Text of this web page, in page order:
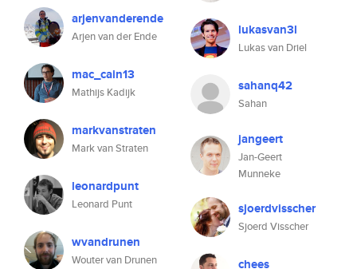
arjenvanderende
Arjen van der Ende
mac_cain13
Mathijs Kadijk
markvanstraten
Mark van Straten
leonardpunt
Leonard Punt
wvandrunen
Wouter van Drunen
lukasvan3l
Lukas van Driel
sahanq42
Sahan
jangeert
Jan-Geert
Munneke
sjoerdvisscher
Sjoerd Visscher
chees